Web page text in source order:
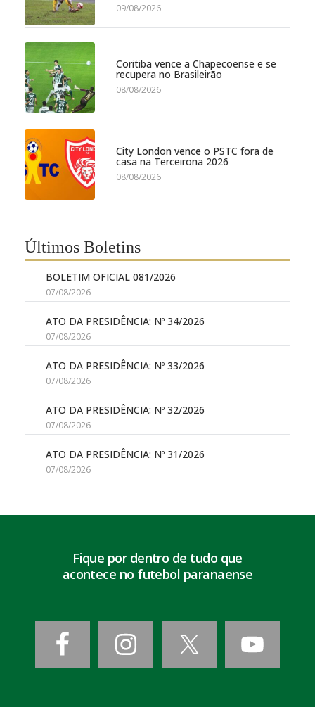
09/08/2026
Coritiba vence a Chapecoense e se
recupera no Brasileirão
08/08/2026
City London vence o PSTC fora de
casa na Terceirona 2026
08/08/2026
Últimos Boletins
BOLETIM OFICIAL 081/2026
07/08/2026
ATO DA PRESIDÊNCIA: Nº 34/2026
07/08/2026
ATO DA PRESIDÊNCIA: Nº 33/2026
07/08/2026
ATO DA PRESIDÊNCIA: Nº 32/2026
07/08/2026
ATO DA PRESIDÊNCIA: Nº 31/2026
07/08/2026
Fique por dentro de tudo que
acontece no futebol paranaense